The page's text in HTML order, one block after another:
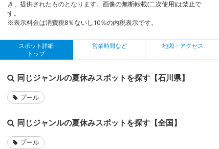
き、提供されたものとなります。画像の無断転載(二次使用)は禁止で
す。
※表示料金は消費税8％ないし10％の内税表示です。
スポット詳細
トップ
営業時間など 地図・アクセス
同じジャンルの夏休みスポットを探す【石川県】
プール
同じジャンルの夏休みスポットを探す【全国】
プール